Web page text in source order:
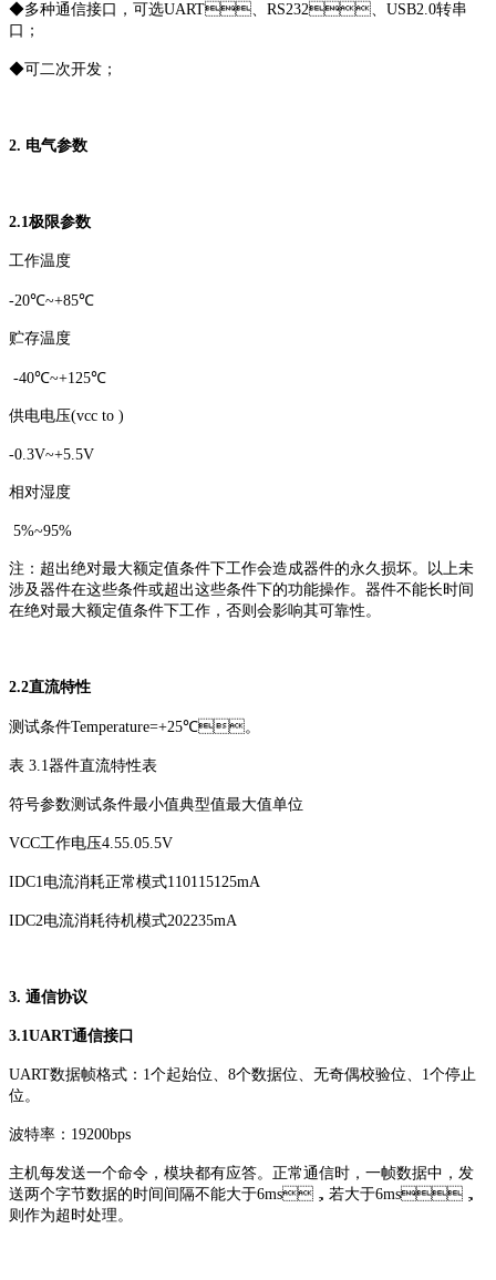
◆多种通信接口，可选UART、RS232、USB2.0转串
口；
◆可二次开发；
2. 电气参数
2.1 极限参数
工作温度
-20℃~+85℃
贮存温度
-40℃~+125℃
供电电压(vcc to )
-0.3V~+5.5V
相对湿度
5%~95%
注：超出绝对最大额定值条件下工作会造成器件的永久损坏。以上未
涉及器件在这些条件或超出这些条件下的功能操作。器件不能长时间
在绝对最大额定值条件下工作，否则会影响其可靠性。
2.2直流特性
测试条件Temperature=+25℃。
表 3.1 器件直流特性表
符号参数测试条件最小值典型值最大值单位
VCC工作电压4.55.05.5V
IDC1 电流消耗正常模式110115125mA
IDC2电流消耗待机模式202235mA
3. 通信协议
3.1 UART通信接口
UART数据帧格式：1个起始位、8个数据位、无奇偶校验位、1个停止
位。
波特率：19200bps
主机每发送一个命令，模块都有应答。正常通信时，一帧数据中，发
送两个字节数据的时间间隔不能大于6ms，若大于6ms，
则作为超时处理。